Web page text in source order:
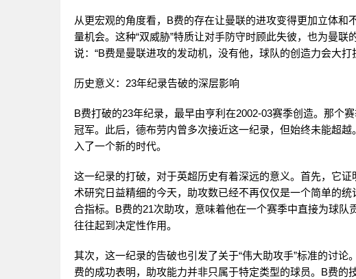
从更宏观的角度看，B费的存在让曼联的进攻变得更加立体
量机会。这种“双威胁”特质让对手防守时顾此失彼，也为曼
说：“B费是曼联进攻的发动机，没有他，球队的创造力会大打
历史意义：23年纪录告破的深层影响
B费打破的23年纪录，最早由亨利在2002-03赛季创造。那个
冠军。此后，德布劳内曾多次接近这一纪录，但始终未能超
入了一个新的时代。
这一纪录的打破，对于英超历史有着深远的意义。首先，它
术研究日益精细的今天，助攻数已经不再仅仅是一个简单的
合指标。B费的21次助攻，意味着他在一个赛季中直接为球
往往起到决定性作用。
其次，这一纪录的告破也引发了关于“伟大助攻手”标准的讨
费的成功表明，助攻能力并非只属于特定类型的球员。B费